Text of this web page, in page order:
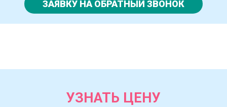
ЗАЯВКУ НА ОБРАТНЫЙ ЗВОНОК
УЗНАТЬ ЦЕНУ